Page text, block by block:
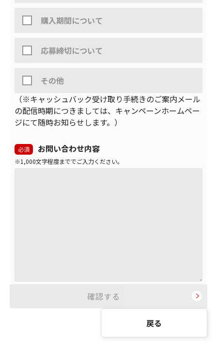
カメラマーケティング本部
ン企画第一課 責任者
​03-6719-9026
購入期間について
応募締切について
その他
（※キャッシュバック受け取り手続きのご案内メール
の配信時期につきましては、キャンペーンホームペー
ジにて随時お知らせします。）
必須 お問い合わせ内容
※1,000文字程度まででご入力ください。
戻る